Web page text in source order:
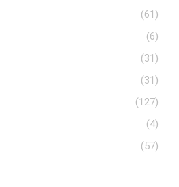
(61)
(6)
(31)
(31)
(127)
(4)
(57)